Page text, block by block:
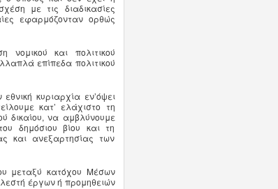
με τις διαδικασίες
εφαρμόζονταν ορθώς
νομικού και πολιτικού
επίπεδα πολιτικού
κυριαρχία εν’όψει
κατ’ ελάχιστο τη
δικαίου, να αμβλύνουμε
δημόσιου βίου και τη
και ανεξαρτησίας των
μεταξύ κατόχου Μέσων
έργων ή προμηθειών